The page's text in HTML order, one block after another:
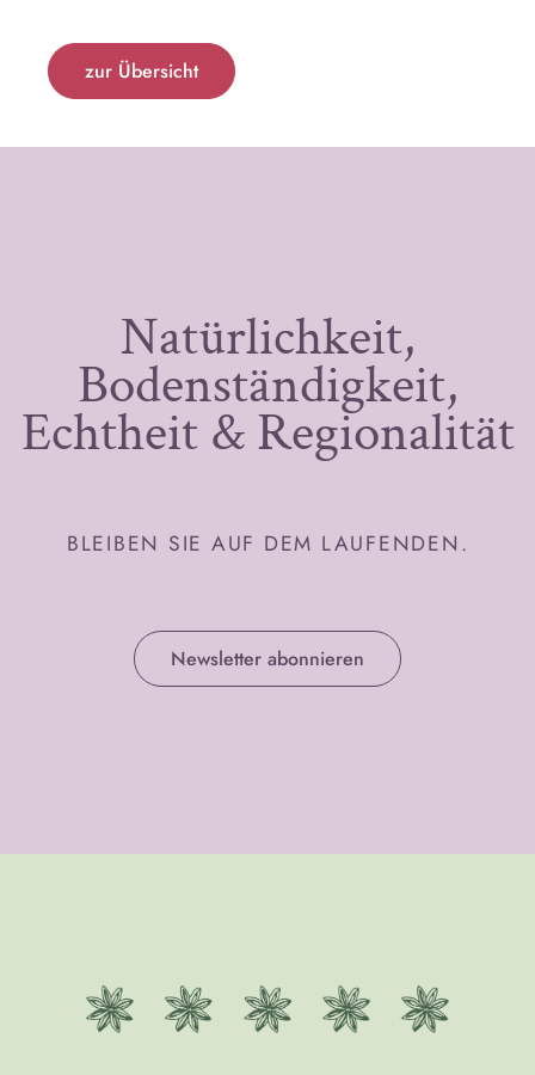
zur Übersicht
Natürlichkeit,
Bodenständigkeit,
Echtheit & Regionalität
BLEIBEN SIE AUF DEM LAUFENDEN.
Newsletter abonnieren